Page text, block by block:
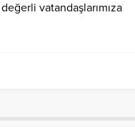
vatandaşlarımıza